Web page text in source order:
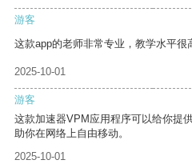
游客
这款app的老师非常专业，教学水平很
2025-10-01
游客
这款加速器VPM应用程序可以给你提
助你在网络上自由移动。
2025-10-01